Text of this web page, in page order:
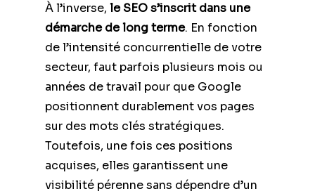
À l’inverse, le SEO s’inscrit dans une
démarche de long terme. En fonction
de l’intensité concurrentielle de votre
secteur, faut parfois plusieurs mois ou
années de travail pour que Google
positionnent durablement vos pages
sur des mots clés stratégiques.
Toutefois, une fois ces positions
acquises, elles garantissent une
visibilité pérenne sans dépendre d’un